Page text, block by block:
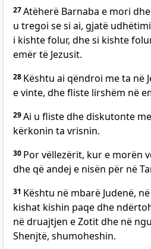
27Atëherë Barnaba e mori
u tregoi se si ai, gjatë
i kishte folur, dhe si kishte
emër të Jezusit.
28 Kështu ai qëndroi me ta në
e vinte, dhe fliste lirshëm në
29Ai u fliste dhe diskutonte
kërkonin ta vrisnin.
30 Por vëllezërit, kur e morën
dhe që andej e nisën për në
31 Kështu në mbarë Judenë,
kishat kishin paqe dhe
në druajtjen e Zotit dhe në
Shenjtë, shumoheshin.